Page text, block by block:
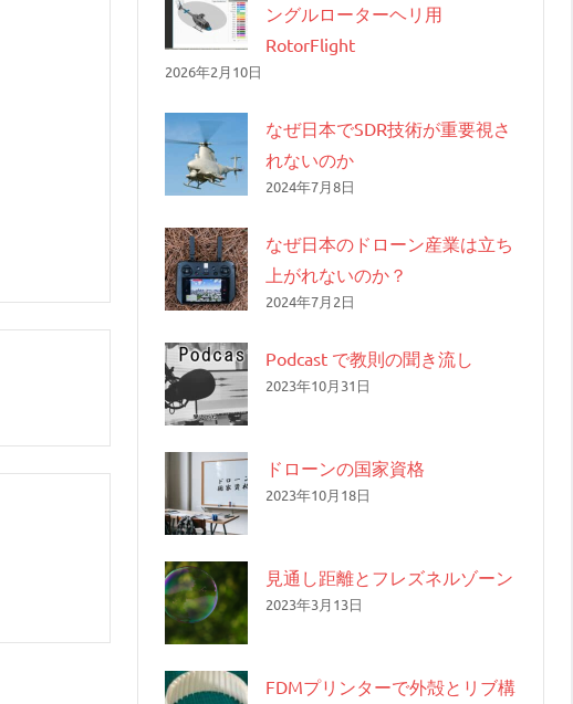
ングルローターヘリ用
RotorFlight
2026年2月10日
なぜ日本でSDR技術が重要視さ
れないのか
2024年7月8日
なぜ日本のドローン産業は立ち
上がれないのか？
2024年7月2日
Podcast で教則の聞き流し
2023年10月31日
ドローンの国家資格
2023年10月18日
見通し距離とフレズネルゾーン
2023年3月13日
FDMプリンターで外殻とリブ構